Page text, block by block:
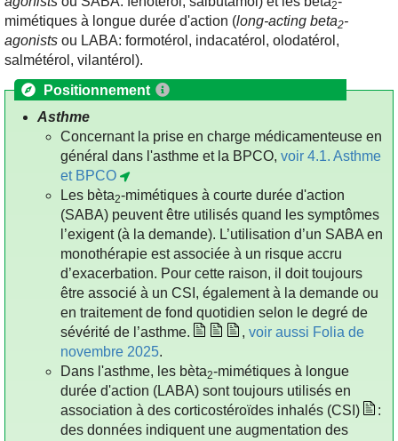
2
mimétiques à longue durée d'action (long-acting beta2-
agonists ou LABA: formotérol, indacatérol, olodatérol,
salmétérol, vilantérol).
Positionnement
Asthme
Concernant la prise en charge médicamenteuse en
général dans l'asthme et la BPCO,voir 4.1. Asthme
et BPCO
Les bèta2-mimétiques à courte durée d'action
(SABA) peuvent être utilisés quand les symptômes
l’exigent (à la demande). L’utilisation d’un SABA en
monothérapie est associée à un risque accru
d’exacerbation. Pour cette raison, il doit toujours
être associé à un CSI, également à la demande ou
en traitement de fond quotidien selon le degré de
sévérité de l’asthme.
,voir aussi Folia de
novembre 2025.
Dans l'asthme, les bèta2-mimétiques à longue
durée d'action (LABA) sont toujours utilisés en
association à des corticostéroïdes inhalés (CSI)
:
des données indiquent une augmentation des